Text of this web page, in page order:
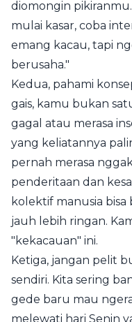
diomongin
mulai kasar, coba
emang kacau, tapi
berusaha."
Kedua, pahami
gais, kamu bukan
gagal atau merasa
yang keliatannya
pernah merasa
penderitaan dan
kolektif manusia
jauh lebih ringan.
"kekacauan" ini.
Ketiga, jangan pelit
sendiri. Kita sering
gede baru mau
melewati hari Senin